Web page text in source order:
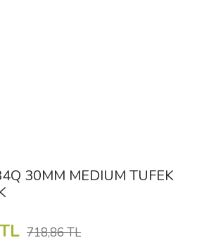
30MM MEDIUM TUFEK
718,86 TL